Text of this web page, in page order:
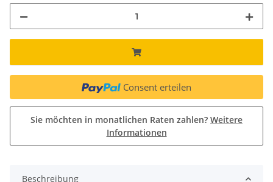
Consent erteilen
Sie möchten in monatlichen Raten zahlen? Weitere
Informationen
Beschreibung